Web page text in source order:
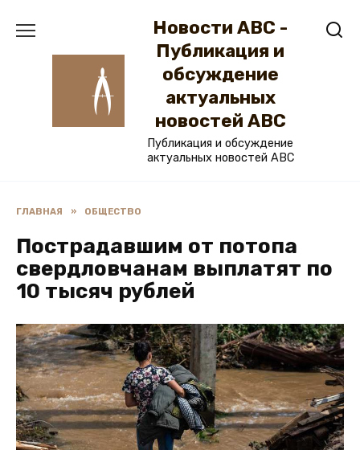
Новости ABC -
Публикация и
обсуждение
актуальных
новостей ABC
Публикация и обсуждение
актуальных новостей ABC
ГЛАВНАЯ » ОБЩЕСТВО
Пострадавшим от потопа
свердловчанам выплатят по
10 тысяч рублей